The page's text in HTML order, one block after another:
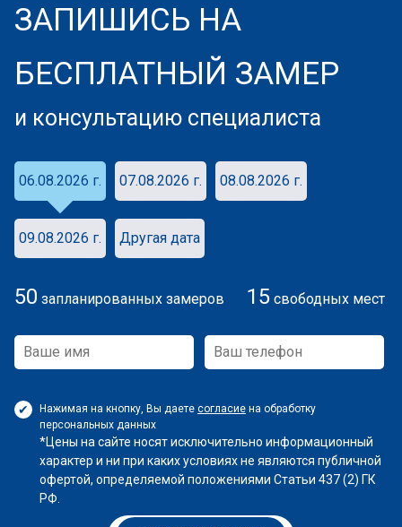
ЗАПИШИСЬ НА
БЕСПЛАТНЫЙ ЗАМЕР
и консультацию специалиста
06.08.2026 г. 07.08.2026 г. 08.08.2026 г.
09.08.2026 г. Другая дата
50 запланированных замеров 15 свободных мест
Нажимая на кнопку, Вы даете согласие на обработку
персональных данных
*Цены на сайте носят исключительно информационный
характер и ни при каких условиях не являются публичной
офертой, определяемой положениями Статьи 437 (2) ГК
РФ.